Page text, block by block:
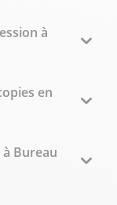
à
en
Bureau